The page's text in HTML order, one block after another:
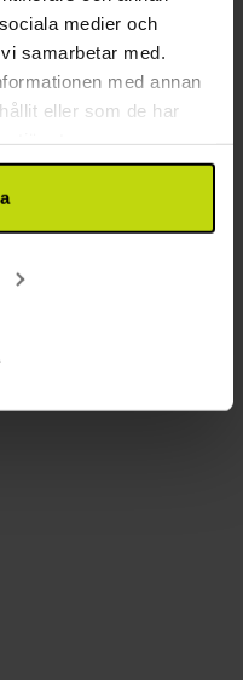
medier och
samarbetar med.
med annan
eller som de har
eller
erbjuder gratis
hotell i
kan ha begränsade